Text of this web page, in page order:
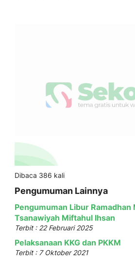
Dibaca 386 kali
Pengumuman Lainnya
Pengumuman Libur Ramadhan
Tsanawiyah Miftahul Ihsan
Terbit : 22 Februari 2025
Pelaksanaan KKG dan PKKM
Terbit : 7 Oktober 2021